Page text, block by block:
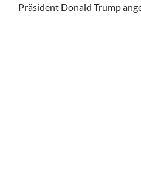
Präsident Donald Trump